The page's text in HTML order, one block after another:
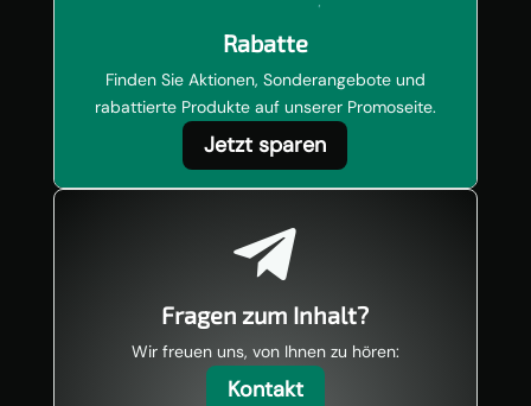
Rabatte
Finden Sie Aktionen, Sonderangebote und
rabattierte Produkte auf unserer Promoseite.
Jetzt sparen

Fragen zum Inhalt?
Wir freuen uns, von Ihnen zu hören:
Kontakt